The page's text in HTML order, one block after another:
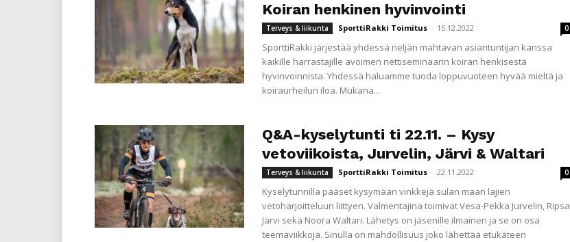
Koiran henkinen hyvinvointi
Terveys & liikunta SporttiRakki Toimitus - 15.12.2022 0
SporttiRakki järjestää yhdessä neljän mahtavan asiantuntijan kanssa
kaikille harrastajille avoimen nettiseminaarin koiran henkisestä
hyvinvoinnista. Yhdessä haluamme tuoda loppuvuoteen hyvää mieltä ja
koiraurheilun iloa. Mukana...
Q&A-kyselytunti ti 22.11. – Kysy
vetoviikoista, Jurvelin, Järvi & Waltari
Terveys & liikunta SporttiRakki Toimitus - 22.11.2022 0
Kyselytunnilla pääset kysymään vinkkejä sulan maan lajien
vetoharjoitteluun liittyen. Valmentajina toimivat Vesa-Pekka Jurvelin, Ripsa
Järvi sekä Noora Waltari. Lähetys on jäsenille ilmainen ja se on osa
teemaviikkoja. Sinulla on mahdollisuus joko lähettää etukäteen